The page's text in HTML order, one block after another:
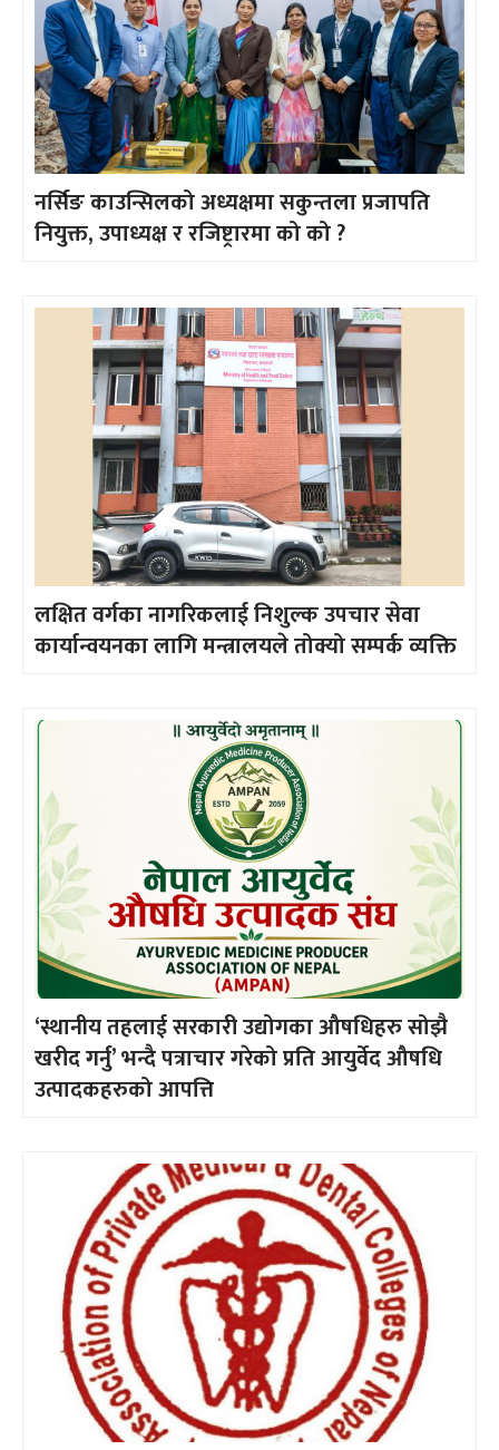
नर्सिङ काउन्सिलको अध्यक्षमा सकुन्तला प्रजापति
नियुक्त, उपाध्यक्ष र रजिष्ट्रारमा को को ?
लक्षित वर्गका नागरिकलाई निशुल्क उपचार सेवा
कार्यान्वयनका लागि मन्त्रालयले तोक्यो सम्पर्क व्यक्ति
‘स्थानीय तहलाई सरकारी उद्योगका औषधिहरु सोझै
खरीद गर्नु’ भन्दै पत्राचार गरेको प्रति आयुर्वेद औषधि
उत्पादकहरुको आपत्ति